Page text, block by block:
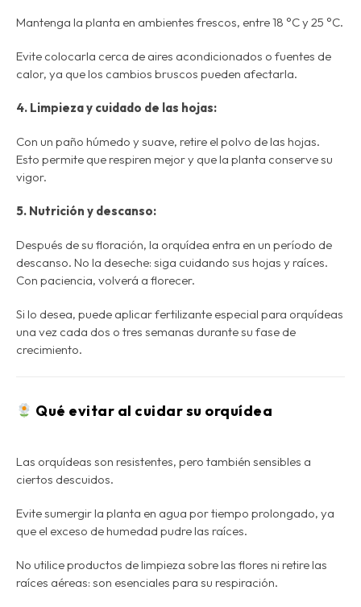
Mantenga la planta en ambientes frescos, entre 18 °C y 25 °C.
Evite colocarla cerca de aires acondicionados o fuentes de
calor, ya que los cambios bruscos pueden afectarla.
4. Limpieza y cuidado de las hojas:
Con un paño húmedo y suave, retire el polvo de las hojas.
Esto permite que respiren mejor y que la planta conserve su
vigor.
5. Nutrición y descanso:
Después de su floración, la orquídea entra en un período de
descanso. No la deseche: siga cuidando sus hojas y raíces.
Con paciencia, volverá a florecer.
Si lo desea, puede aplicar fertilizante especial para orquídeas
una vez cada dos o tres semanas durante su fase de
crecimiento.
Qué evitar al cuidar su orquídea
Las orquídeas son resistentes, pero también sensibles a
ciertos descuidos.
Evite sumergir la planta en agua por tiempo prolongado, ya
que el exceso de humedad pudre las raíces.
No utilice productos de limpieza sobre las flores ni retire las
raíces aéreas: son esenciales para su respiración.